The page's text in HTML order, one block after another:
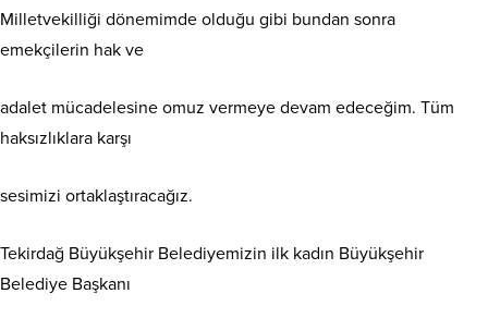
Milletvekilliği dönemimde olduğu gibi bundan sonra
emekçilerin hak ve
adalet mücadelesine omuz vermeye devam edeceğim. Tüm
haksızlıklara karşı
sesimizi ortaklaştıracağız.
Tekirdağ Büyükşehir Belediyemizin ilk kadın Büyükşehir
Belediye Başkanı